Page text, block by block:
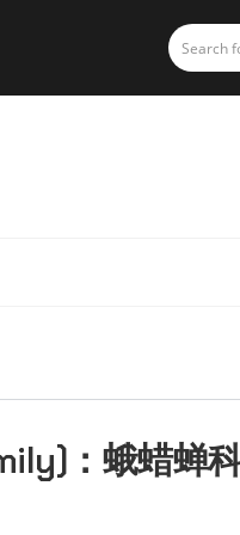
： 蛾蜡蝉